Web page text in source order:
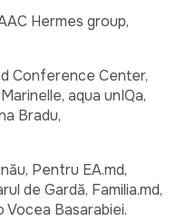
Hermes group,
Conference Center,
aqua unIQa,
Bradu,
Pentru EA.md,
de Gardă, Familia.md,
Vocea Basarabiei.